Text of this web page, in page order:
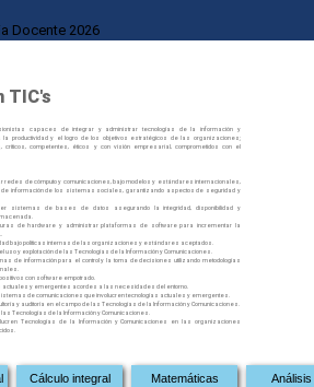
Docente 2026
TIC's
capaces de integrar y administrar tecnologías de la información y
la productividad y el logro de los objetivos estratégicos de las organizaciones;
competentes, éticos y con visión empresarial, comprometidos con el
redes de cómputo y comunicaciones, bajo modelos y estándares internacionales,
información de los sistemas sociales, garantizando aspectos de seguridad y
sistemas de bases de datos asegurando la integridad, disponibilidad y
de hardware y administrar plataformas de software para incrementar la
bajo políticas internas de las organizaciones y estándares aceptados.
y explotación de las Tecnologías de la Información y Comunicaciones.
de información para el control y la toma de decisiones utilizando metodologías
con software empotrado.
actuales y emergentes acordes a las necesidades del entorno.
de comunicaciones que involucren tecnologías actuales y emergentes.
y auditoría en el campo de las Tecnologías de la Información y Comunicaciones.
Tecnologías de la Información y Comunicaciones.
Tecnologías de la Información y Comunicaciones en las organizaciones
Cálculo integral
Matemáticas
Análisis